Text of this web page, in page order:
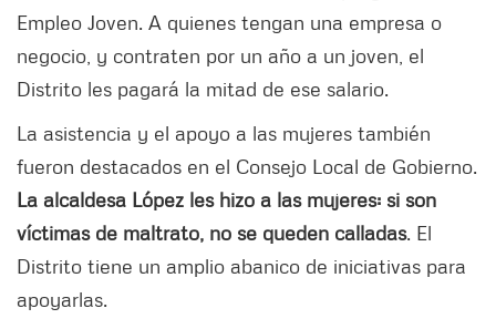
Empleo Joven. A quienes tengan una empresa o
negocio, y contraten por un año a un joven, el
Distrito les pagará la mitad de ese salario.
La asistencia y el apoyo a las mujeres también
fueron destacados en el Consejo Local de Gobierno.
La alcaldesa López les hizo a las mujeres: si son
víctimas de maltrato, no se queden calladas. El
Distrito tiene un amplio abanico de iniciativas para
apoyarlas.